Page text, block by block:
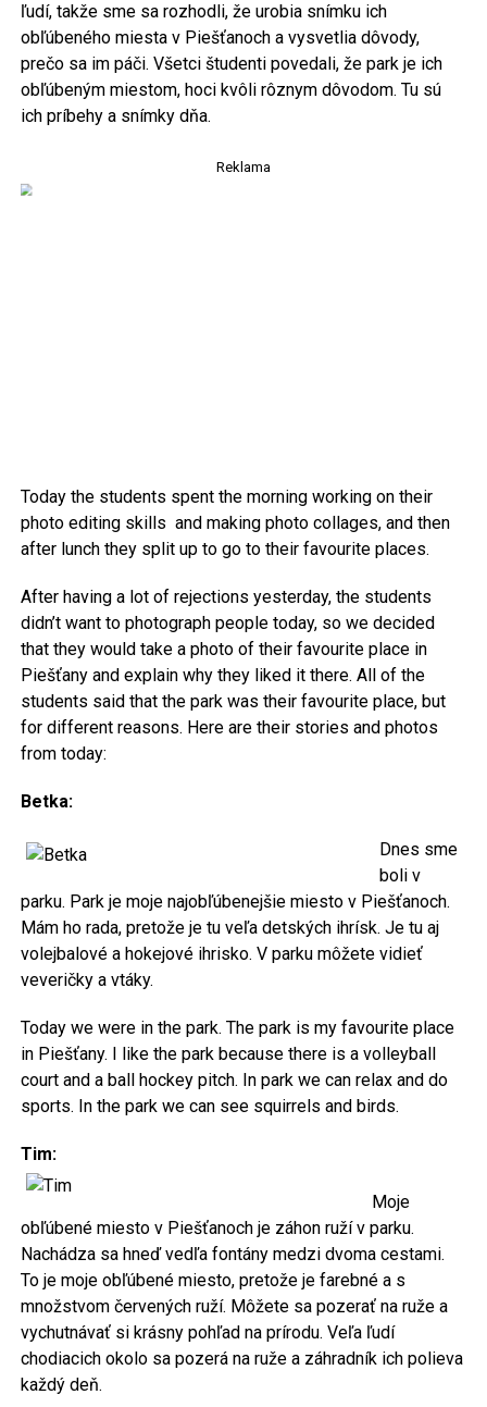
ľudí, takže sme sa rozhodli, že urobia snímku ich
obľúbeného miesta v Piešťanoch a vysvetlia dôvody,
prečo sa im páči. Všetci študenti povedali, že park je ich
obľúbeným miestom, hoci kvôli rôznym dôvodom. Tu sú
ich príbehy a snímky dňa.
Reklama
Today the students spent the morning working on their
photo editing skills and making photo collages, and then
after lunch they split up to go to their favourite places.
After having a lot of rejections yesterday, the students
didn’t want to photograph people today, so we decided
that they would take a photo of their favourite place in
Piešťany and explain why they liked it there. All of the
students said that the park was their favourite place, but
for different reasons. Here are their stories and photos
from today:
Betka:
Dnes sme
boli v
parku. Park je moje najobľúbenejšie miesto v Piešťanoch.
Mám ho rada, pretože je tu veľa detských ihrísk. Je tu aj
volejbalové a hokejové ihrisko. V parku môžete vidieť
veveričky a vtáky.
Today we were in the park. The park is my favourite place
in Piešťany. I like the park because there is a volleyball
court and a ball hockey pitch. In park we can relax and do
sports. In the park we can see squirrels and birds.
Tim:
Moje
obľúbené miesto v Piešťanoch je záhon ruží v parku.
Nachádza sa hneď vedľa fontány medzi dvoma cestami.
To je moje obľúbené miesto, pretože je farebné a s
množstvom červených ruží. Môžete sa pozerať na ruže a
vychutnávať si krásny pohľad na prírodu. Veľa ľudí
chodiacich okolo sa pozerá na ruže a záhradník ich polieva
každý deň.